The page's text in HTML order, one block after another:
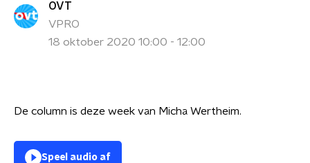
OVT
VPRO
18 oktober 2020 10:00 - 12:00
De column is deze week van Micha Wertheim.
Speel audio af